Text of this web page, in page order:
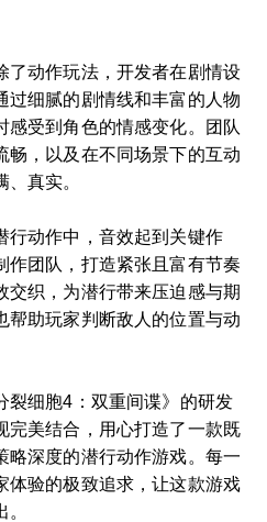
了动作玩法，开发者在剧情设
过细腻的剧情线和丰富的人物
感受到角色的情感变化。团队
畅，以及在不同场景下的互动
真实。
行动作中，音效起到关键作
作团队，打造紧张且富有节奏
交织，为潜行带来压迫感与期
帮助玩家判断敌人的位置与动
裂细胞4：双重间谍》的研发
完美结合，用心打造了一款既
略深度的潜行动作游戏。每一
体验的极致追求，让这款游戏